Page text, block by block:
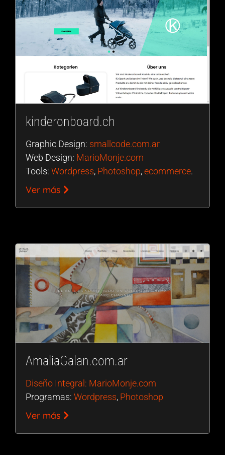
kinderonboard.ch
Graphic Design: smallcode.com.ar
Web Design: MarioMonje.com
Tools: Wordpress, Photoshop,ecommerce.
Ver más
AmaliaGalan.com.ar
Diseño Integral: MarioMonje.com
Programas: Wordpress, Photoshop
Ver más